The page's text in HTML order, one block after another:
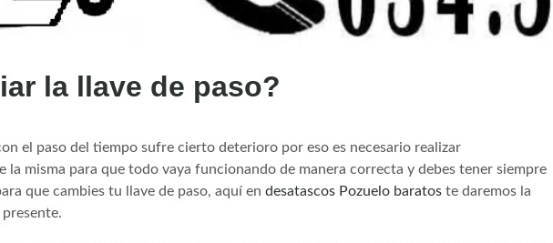
la llave de paso?
el paso del tiempo sufre cierto deterioro por eso es necesario realizar
la misma para que todo vaya funcionando de manera correcta y debes tener siempre
que cambies tu llave de paso, aquí en desatascos Pozuelo baratos te daremos la